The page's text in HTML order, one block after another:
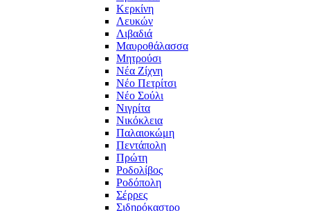
Κερκίνη
Λευκών
Λιβαδιά
Μαυροθάλασσα
Μητρούσι
Νέα Ζίχνη
Νέο Πετρίτσι
Νέο Σούλι
Νιγρίτα
Νικόκλεια
Παλαιοκώμη
Πεντάπολη
Πρώτη
Ροδολίβος
Ροδόπολη
Σέρρες
Σιδηρόκαστρο